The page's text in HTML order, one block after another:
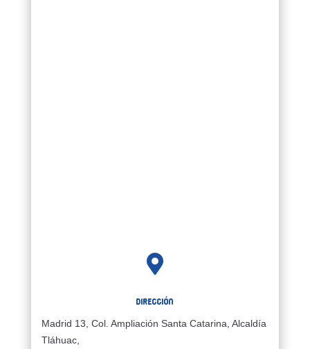

Dirección
Madrid 13, Col. Ampliación Santa Catarina, Alcaldía
Tláhuac,